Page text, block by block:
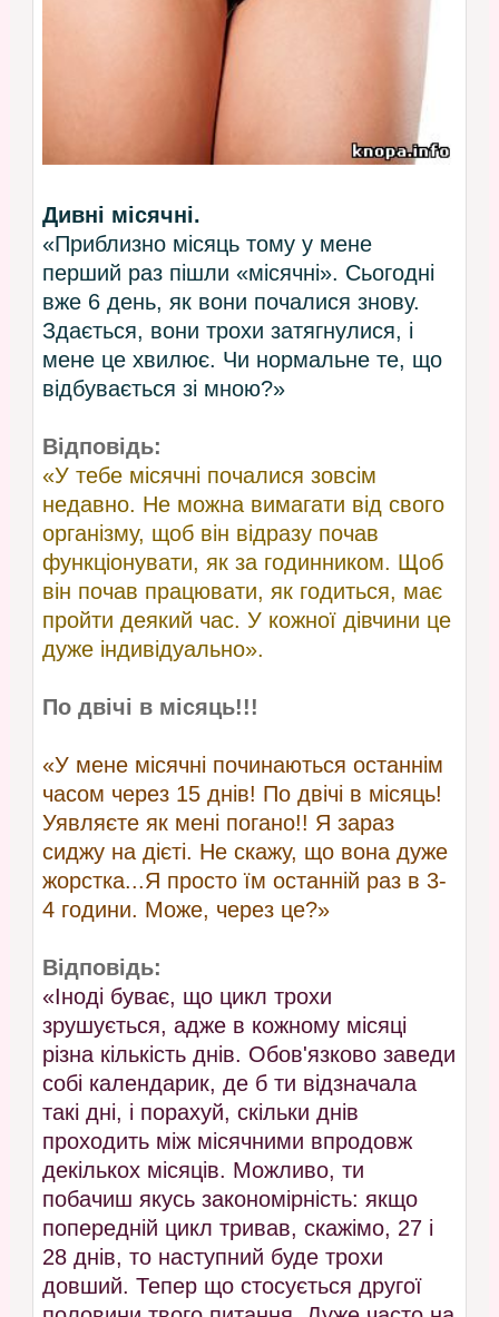
Дивні місячні.
«Приблизно місяць тому у мене
перший раз пішли «місячні». Сьогодні
вже 6 день, як вони почалися знову.
Здається, вони трохи затягнулися, і
мене це хвилює. Чи нормальне те, що
відбувається зі мною?»
Відповідь:
«У тебе місячні почалися зовсім
недавно. Не можна вимагати від свого
організму, щоб він відразу почав
функціонувати, як за годинником. Щоб
він почав працювати, як годиться, має
пройти деякий час. У кожної дівчини це
дуже індивідуально».
По двічі в місяць!!!
«У мене місячні починаються останнім
часом через 15 днів! По двічі в місяць!
Уявляєте як мені погано!! Я зараз
сиджу на дієті. Не скажу, що вона дуже
жорстка...Я просто їм останній раз в 3-
4 години. Може, через це?»
Відповідь:
«Іноді буває, що цикл трохи
зрушується, адже в кожному місяці
різна кількість днів. Обов'язково заведи
собі календарик, де б ти відзначала
такі дні, і порахуй, скільки днів
проходить між місячними впродовж
декількох місяців. Можливо, ти
побачиш якусь закономірність: якщо
попередній цикл тривав, скажімо, 27 і
28 днів, то наступний буде трохи
довший. Тепер що стосується другої